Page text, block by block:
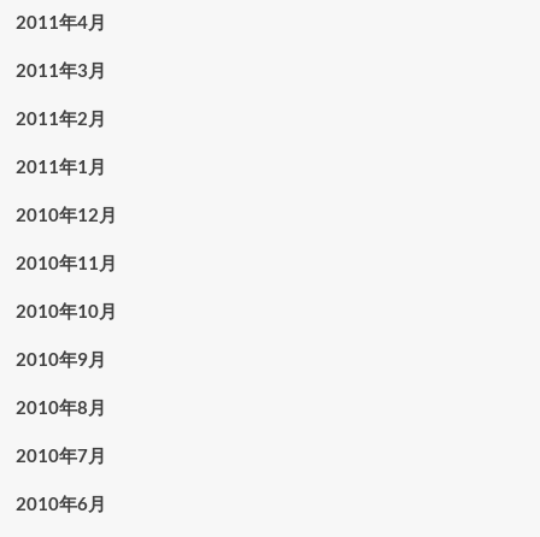
2011年4月
2011年3月
2011年2月
2011年1月
2010年12月
2010年11月
2010年10月
2010年9月
2010年8月
2010年7月
2010年6月